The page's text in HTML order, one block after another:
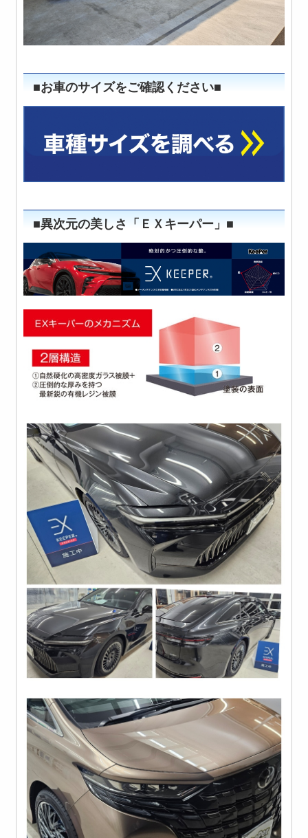
■お車のサイズをご確認ください■
■異次元の美しさ「ＥＸキーパー」■